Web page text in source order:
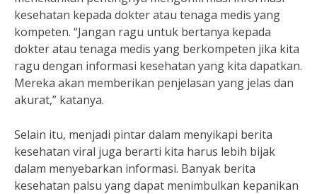
kesehatan kepada dokter atau tenaga medis yang
kompeten. “Jangan ragu untuk bertanya kepada
dokter atau tenaga medis yang berkompeten jika kita
ragu dengan informasi kesehatan yang kita dapatkan.
Mereka akan memberikan penjelasan yang jelas dan
akurat,” katanya.
Selain itu, menjadi pintar dalam menyikapi berita
kesehatan viral juga berarti kita harus lebih bijak
dalam menyebarkan informasi. Banyak berita
kesehatan palsu yang dapat menimbulkan kepanikan